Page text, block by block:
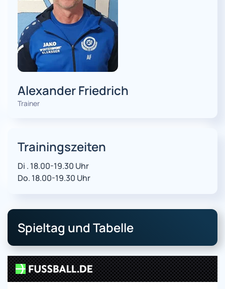
Alexander Friedrich
Trainer
Trainingszeiten
Di . 18.00-19.30 Uhr
Do. 18.00-19.30 Uhr
Spieltag und Tabelle